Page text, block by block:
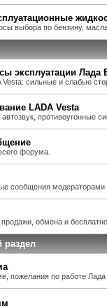
выбора по бензину,
эксплуатации Лада
сильные и слабые
LADA Vesta
автозвук, противоугонные
форума.
сообщения модераторами
обмена и
раздел
пожелания по работе Лада